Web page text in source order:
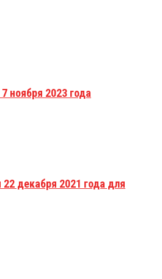
ноября 2023 года
декабря 2021 года для